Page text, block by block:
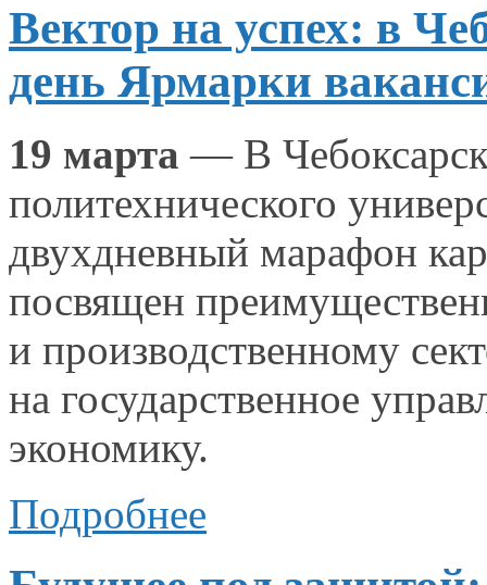
Вектор на успех: в
день Ярмарки
19 марта — В
политехнического
двухдневный марафон
посвящен
и производственному
на государственное
экономику.
Подробнее